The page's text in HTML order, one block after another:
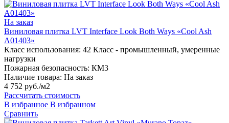
На заказ
Виниловая плитка LVT Interface Look Both Ways «Cool Ash
A01403»
Класс использования: 42 Класс - промышленный, умеренные
нагрузки
Пожарная безопасность: КМ3
Наличие товара: На заказ
4 752 руб./м2
Рассчитать стоимость
В избранное В избранном
Сравнить